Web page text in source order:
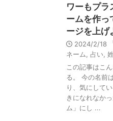
ワーもプラ
ームを作っ
ージを上げ
2024/2/18
ネーム
占い
この記事はこ
る。 今の名前
り、気にして
きになれなか
ム」にし ...